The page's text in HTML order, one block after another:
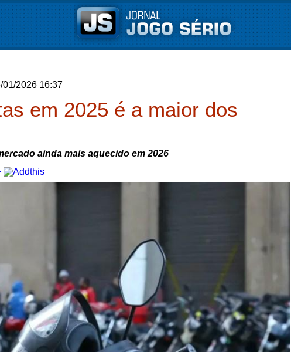
01/2026 16:37
em 2025 é a maior dos
ainda mais aquecido em 2026